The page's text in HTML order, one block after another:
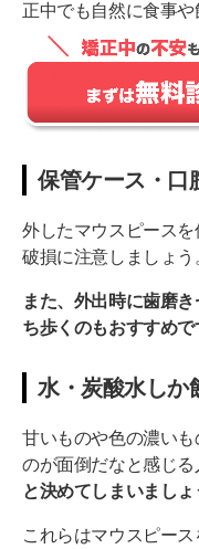
正中でも自然に食事や
保管ケース・口
外したマウスピース
破損に注意しましょう
また、外出時に歯磨
ち歩くのもおすすめで
水・炭酸水しか
甘いものや色の濃い
のが面倒だなと感じる
と決めてしまいましょ
これらはマウスピー